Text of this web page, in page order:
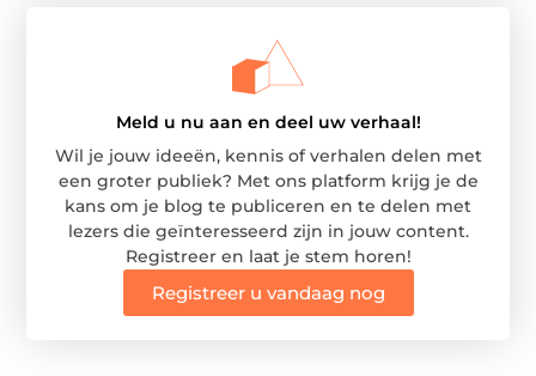
Meld u nu aan en deel uw verhaal!
Wil je jouw ideeën, kennis of verhalen delen met
een groter publiek? Met ons platform krijg je de
kans om je blog te publiceren en te delen met
lezers die geïnteresseerd zijn in jouw content.
Registreer en laat je stem horen!
Registreer u vandaag nog